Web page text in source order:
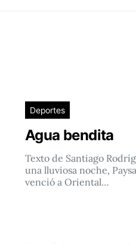
Deportes
Agua bendita
Texto de Santiago
una lluviosa noche,
venció a Oriental…